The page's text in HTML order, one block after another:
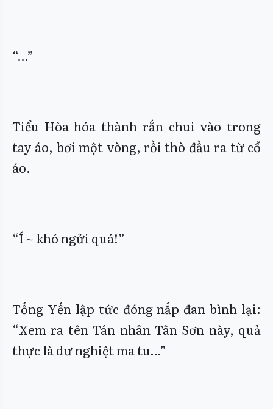
“…”
Tiểu Hòa hóa thành rắn chui vào trong
tay áo, bơi một vòng, rồi thò đầu ra từ cổ
áo.
“Í ~ khó ngửi quá!”
Tống Yến lập tức đóng nắp đan bình lại:
“Xem ra tên Tán nhân Tân Sơn này, quả
thực là dư nghiệt ma tu…”